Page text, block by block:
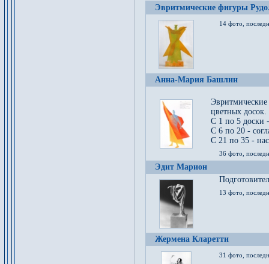
Эвритмические фигуры
14 фото,
Анна-Мария Башлин
цветных досок.
С 1 по 5 доски
С 6 по 20 -
С 21 по 35 -
36 фото,
Эдит Марион
13 фото,
Жермена Кларетти
31 фото,